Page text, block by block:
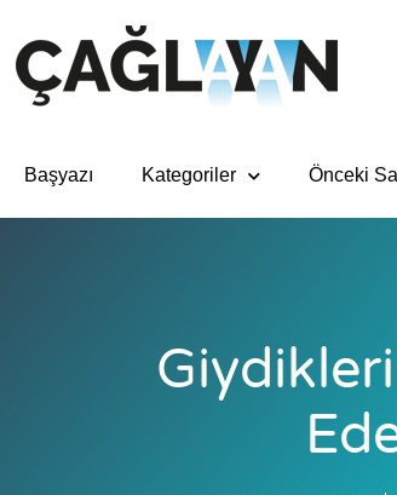
Başyazı Kategoriler Önceki